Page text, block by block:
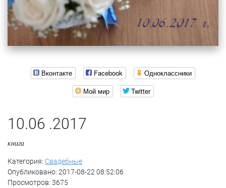
Вконтакте Facebook
Одноклассники
Мой мир
Twitter
10.06 .2017
книга
Категория: Свадебные
Опубликовано: 2017-08-22 08:52:06
Просмотров: 3675